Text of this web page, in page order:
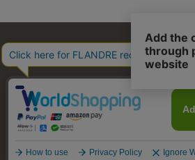
お問い合わせ 利用規約 会社概要 プ
特定商取引・古物営業法に基づく表